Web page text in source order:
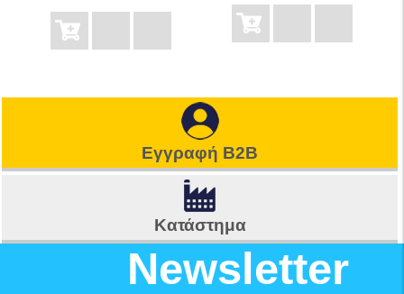
Εγγραφή B2B
Κατάστημα
Newsletter